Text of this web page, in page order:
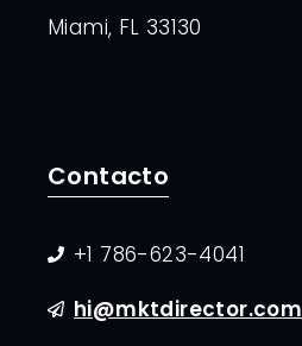
Miami, FL 33130
Contacto
+1 786-623-4041
hi@mktdirector.com